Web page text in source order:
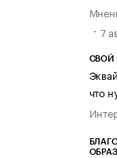
7
СВОЙ
что